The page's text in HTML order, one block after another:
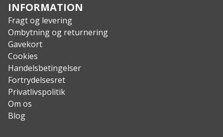
INFORMATION
Fragt og levering
Ombytning og returnering
Gavekort
Cookies
Handelsbetingelser
Fortrydelsesret
Privatlivspolitik
Om os
Blog